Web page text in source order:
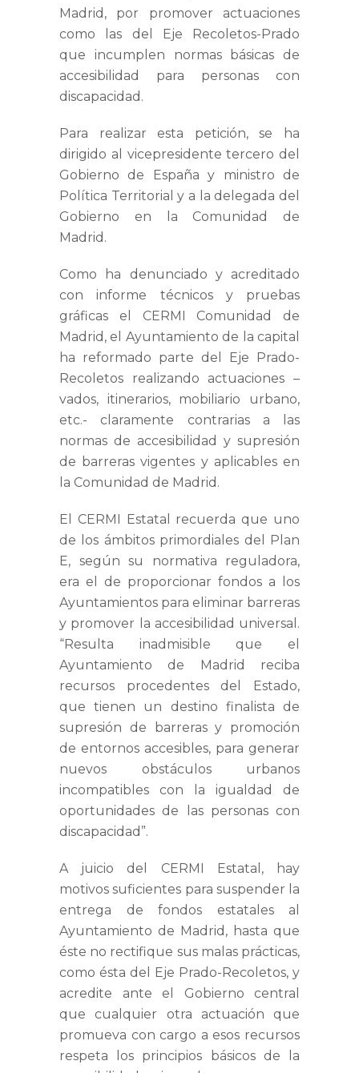
Madrid, por promover actuaciones
como las del Eje Recoletos-Prado
que incumplen normas básicas de
accesibilidad para personas con
discapacidad.
Para realizar esta petición, se ha
dirigido al vicepresidente tercero del
Gobierno de España y ministro de
Política Territorial y a la delegada del
Gobierno en la Comunidad de
Madrid.
Como ha denunciado y acreditado
con informe técnicos y pruebas
gráficas el CERMI Comunidad de
Madrid, el Ayuntamiento de la capital
ha reformado parte del Eje Prado-
Recoletos realizando actuaciones –
vados, itinerarios, mobiliario urbano,
etc.- claramente contrarias a las
normas de accesibilidad y supresión
de barreras vigentes y aplicables en
la Comunidad de Madrid.
El CERMI Estatal recuerda que uno
de los ámbitos primordiales del Plan
E, según su normativa reguladora,
era el de proporcionar fondos a los
Ayuntamientos para eliminar barreras
y promover la accesibilidad universal.
“Resulta inadmisible que el
Ayuntamiento de Madrid reciba
recursos procedentes del Estado,
que tienen un destino finalista de
supresión de barreras y promoción
de entornos accesibles, para generar
nuevos obstáculos urbanos
incompatibles con la igualdad de
oportunidades de las personas con
discapacidad”.
A juicio del CERMI Estatal, hay
motivos suficientes para suspender la
entrega de fondos estatales al
Ayuntamiento de Madrid, hasta que
éste no rectifique sus malas prácticas,
como ésta del Eje Prado-Recoletos, y
acredite ante el Gobierno central
que cualquier otra actuación que
promueva con cargo a esos recursos
respeta los principios básicos de la